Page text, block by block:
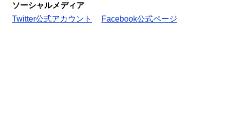
ソーシャルメディア
Twitter公式アカウント
Facebook公式ページ